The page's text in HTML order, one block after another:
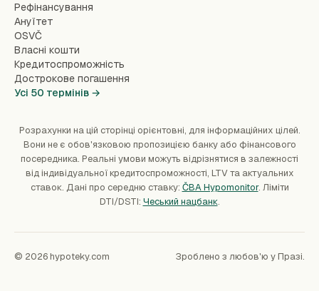
Рефінансування
Ануїтет
OSVČ
Власні кошти
Кредитоспроможність
Дострокове погашення
Усі 50 термінів →
Розрахунки на цій сторінці орієнтовні, для інформаційних цілей.
Вони не є обов'язковою пропозицією банку або фінансового
посередника. Реальні умови можуть відрізнятися в залежності
від індивідуальної кредитоспроможності, LTV та актуальних
ставок. Дані про середню ставку: ČBA Hypomonitor. Ліміти
DTI/DSTI: Чеський нацбанк.
© 2026 hypoteky.com Зроблено з любов'ю у Празі.